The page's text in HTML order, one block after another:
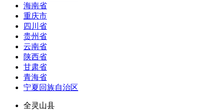
海南省
重庆市
四川省
贵州省
云南省
陕西省
甘肃省
青海省
宁夏回族自治区
全灵山县